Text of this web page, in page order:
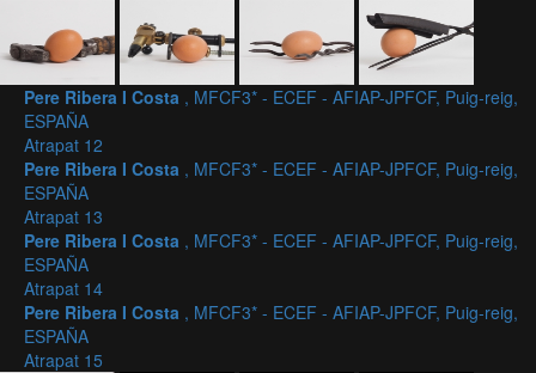
Pere Ribera I Costa , MFCF3* - ECEF - AFIAP-JPFCF, Puig-reig,
ESPAÑA
Atrapat 12
Pere Ribera I Costa , MFCF3* - ECEF - AFIAP-JPFCF, Puig-reig,
ESPAÑA
Atrapat 13
Pere Ribera I Costa , MFCF3* - ECEF - AFIAP-JPFCF, Puig-reig,
ESPAÑA
Atrapat 14
Pere Ribera I Costa , MFCF3* - ECEF - AFIAP-JPFCF, Puig-reig,
ESPAÑA
Atrapat 15